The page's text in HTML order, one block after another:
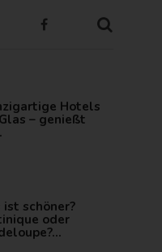
Hotels
– genießt
ist schöner?
oder